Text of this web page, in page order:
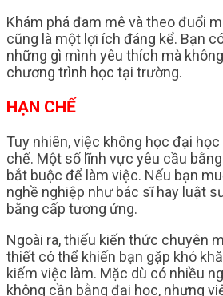
Khám phá đam mê và theo đuổi
cũng là một lợi ích đáng kể. Bạn
những gì mình yêu thích mà
chương trình học tại trường.
HẠN CHẾ
Tuy nhiên, việc không học đại
chế. Một số lĩnh vực yêu cầu
bắt buộc để làm việc. Nếu bạn
nghề nghiệp như bác sĩ hay luật
bằng cấp tương ứng.
Ngoài ra, thiếu kiến thức chuyên
thiết có thể khiến bạn gặp khó
kiếm việc làm. Mặc dù có nhiều
không cần bằng đại học, nhưng